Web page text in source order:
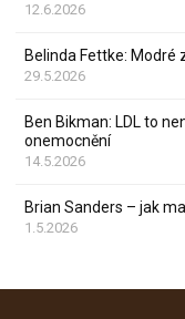
12.6.2026
Belinda Fettke: Modré
29.5.2026
Ben Bikman: LDL to
onemocnění
14.5.2026
Brian Sanders – jak
1.5.2026